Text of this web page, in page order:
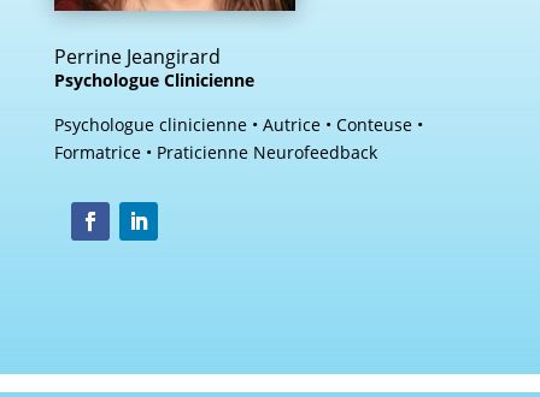
Perrine Jeangirard
Psychologue Clinicienne
Psychologue clinicienne • Autrice • Conteuse •
Formatrice • Praticienne Neurofeedback